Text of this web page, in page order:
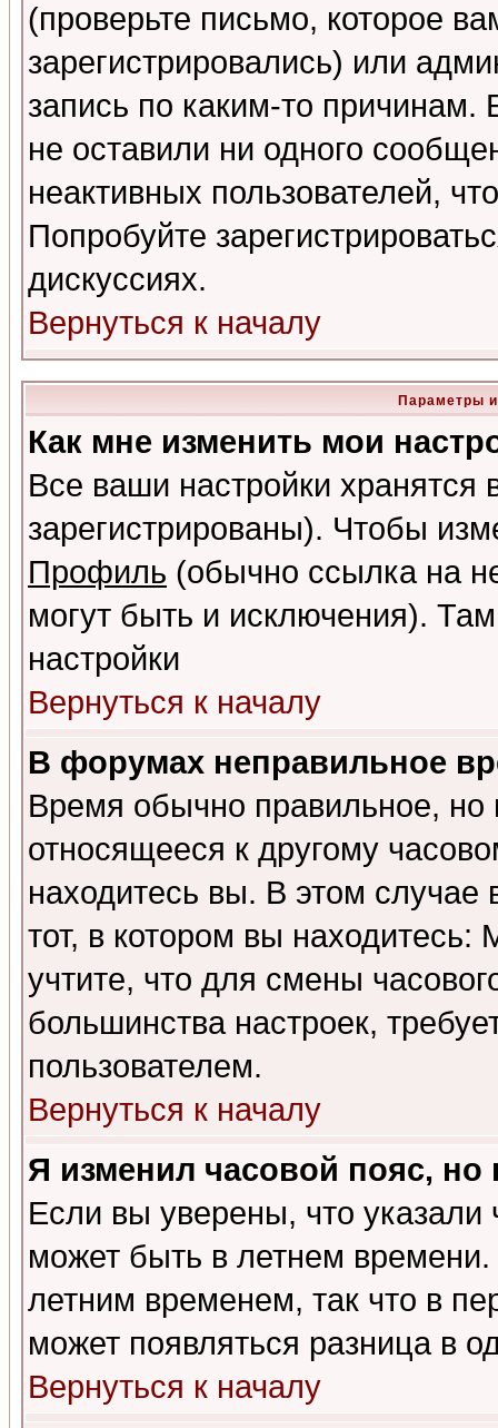
(проверьте письмо, которое
зарегистрировались) или
запись по каким-то
не оставили ни одного
неактивных пользователей,
Попробуйте
дискуссиях.
Вернуться к началу
Параметры
Как мне изменить мои
Все ваши настройки
зарегистрированы). Чтобы
Профиль (обычно ссылка на
могут быть и исключения).
настройки
Вернуться к началу
В форумах неправильное
Время обычно правильное,
относящееся к другому
находитесь вы. В этом
тот, в котором вы
учтите, что для смены
большинства настроек,
пользователем.
Вернуться к началу
Я изменил часовой пояс,
Если вы уверены, что указали
может быть в летнем
летним временем, так что в
может появляться разница в
Вернуться к началу